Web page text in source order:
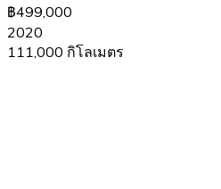
฿499,000
2020
111,000 กิโลเมตร